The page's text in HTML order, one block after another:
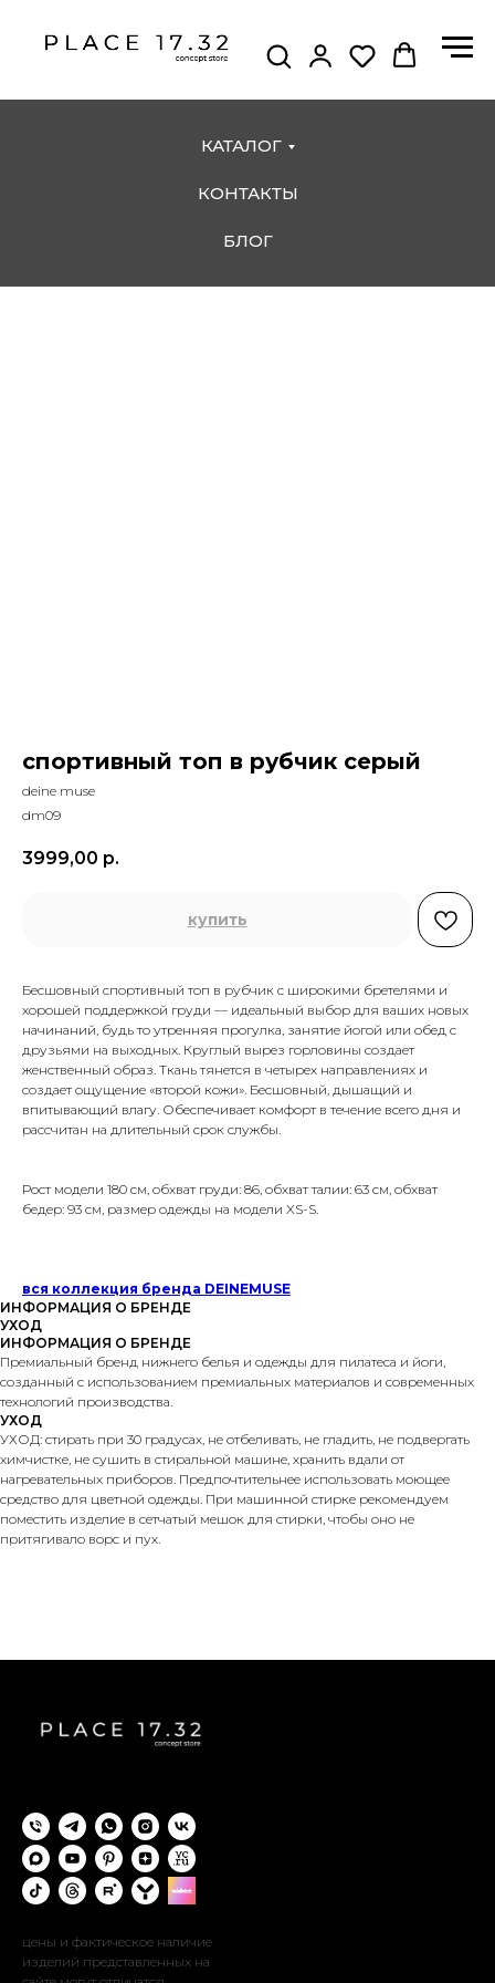
КАТАЛОГ
КОНТАКТЫ
БЛОГ
спортивный топ в рубчик серый
deine muse
dm09
3999,00 р.
купить
Бесшовный спортивный топ в рубчик с широкими бретелями и
хорошей поддержкой груди — идеальный выбор для ваших новых
начинаний, будь то утренняя прогулка, занятие йогой или обед с
друзьями на выходных. Круглый вырез горловины создает
женственный образ. Ткань тянется в четырех направлениях и
создает ощущение «второй кожи». Бесшовный, дышащий и
впитывающий влагу. Обеспечивает комфорт в течение всего дня и
рассчитан на длительный срок службы.
Рост модели 180 см, обхват груди: 86, обхват талии: 63 ​​см, обхват
бедер: 93 см, размер одежды на модели XS-S.
вся коллекция бренда DEINEMUSE
ИНФОРМАЦИЯ О БРЕНДЕ
УХОД
ИНФОРМАЦИЯ О БРЕНДЕ
Премиальный бренд нижнего белья и одежды для пилатеса и йоги,
созданный с использованием премиальных материалов и современных
технологий производства.
УХОД
УХОД: стирать при 30 градусах, не отбеливать, не гладить, не подвергать
химчистке, не сушить в стиральной машине, хранить вдали от
нагревательных приборов. Предпочтительнее использовать моющее
средство для цветной одежды. При машинной стирке рекомендуем
поместить изделие в сетчатый мешок для стирки, чтобы оно не
притягивало ворс и пух.
цены и фактическое наличие
изделий представленных на